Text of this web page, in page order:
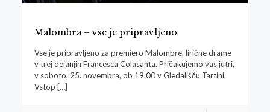
Malombra – vse je pripravljeno
Vse je pripravljeno za premiero Malombre, lirične drame
v trej dejanjih Francesca Colasanta. Pričakujemo vas jutri,
v soboto, 25. novembra, ob 19.00 v Gledališču Tartini.
Vstop […]